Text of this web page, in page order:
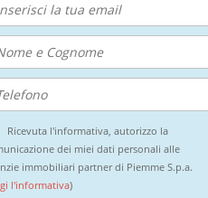
Ricevuta l'informativa, autorizzo la
dei miei dati personali alle
immobiliari partner di Piemme S.p.a.
l'informativa)